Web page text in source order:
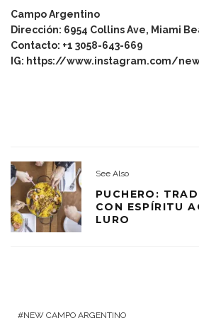
Campo Argentino
Dirección: 6954 Collins Ave, Miami
Contacto: +1 3058-643-669
IG: https://www.instagram.com/
See Also
PUCHERO:
CON ESPÍRITU
LURO
NEW CAMPO ARGENTINO